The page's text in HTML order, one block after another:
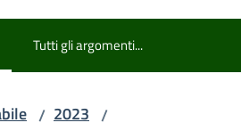
Tutti gli argomenti...
/ 2023 /